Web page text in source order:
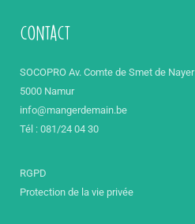
contact
SOCOPRO Av. Comte de Smet de
5000 Namur
info@mangerdemain.be
Tél : 081/24 04 30
RGPD
Protection de la vie privée